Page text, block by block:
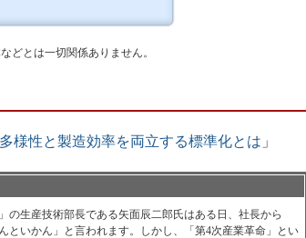
どとは一切関係ありません。
様性と製造効率を両立する標準化とは 」
生産技術部長である矢面辰二郎氏はある日、社長から
といかん」と言われます。しかし、「第4次産業革命」とい